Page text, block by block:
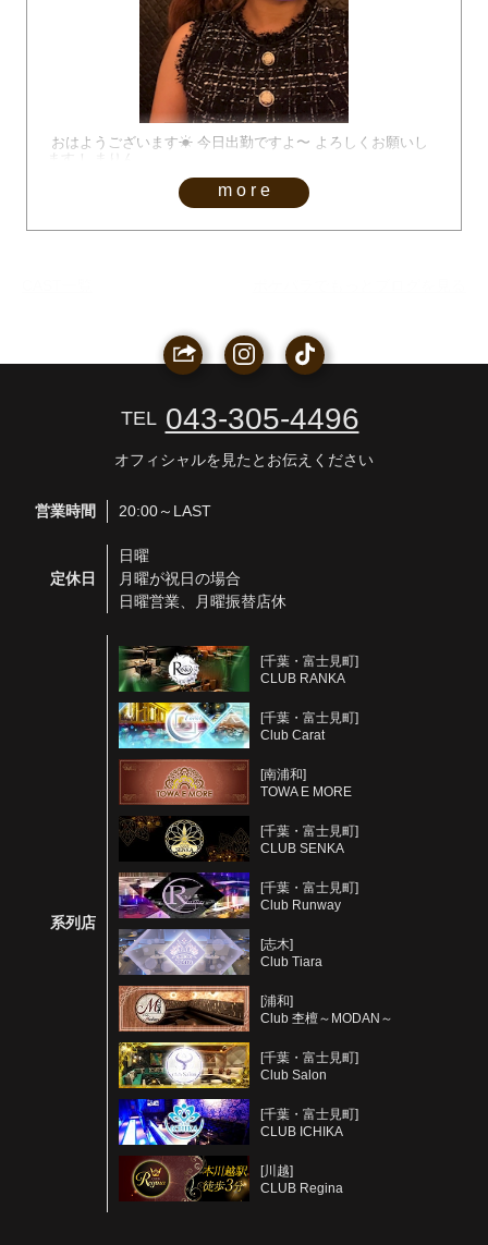
おはようございます☀ 今日出勤ですよ〜 よろしくお願いし
ます！ まりん
more
TEL 043-305-4496
オフィシャルを見たとお伝えください
営業時間 20:00～LAST
定休日
日曜
月曜が祝日の場合
日曜営業、月曜振替店休
系列店
[千葉・富士見町]
CLUB RANKA
[千葉・富士見町]
Club Carat
[南浦和]
TOWA E MORE
[千葉・富士見町]
CLUB SENKA
[千葉・富士見町]
Club Runway
[志木]
Club Tiara
[浦和]
Club 杢檀～MODAN～
[千葉・富士見町]
Club Salon
[千葉・富士見町]
CLUB ICHIKA
[川越]
CLUB Regina